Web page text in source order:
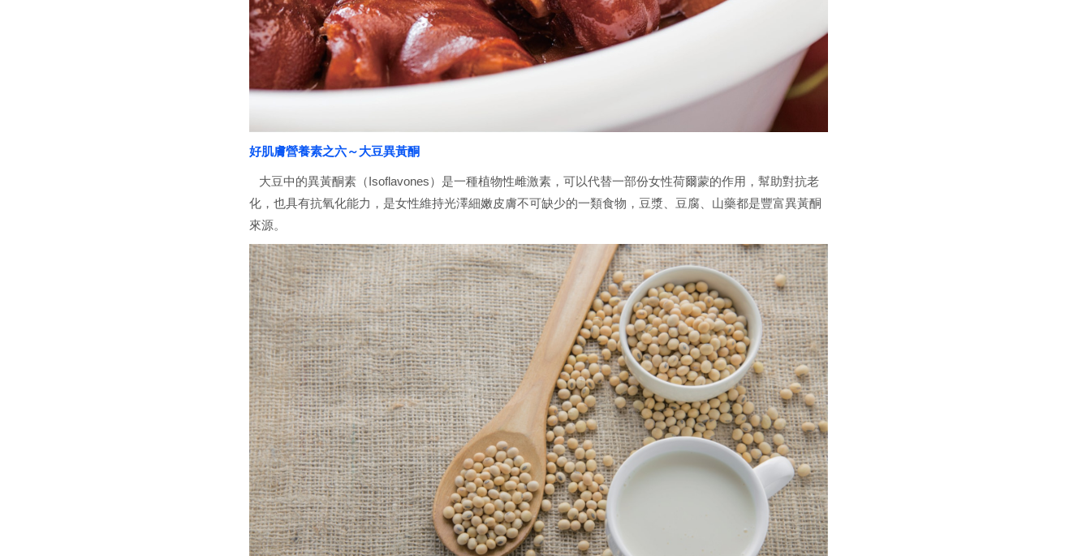
好肌膚營養素之六～大豆異黃酮
大豆中的異黃酮素（Isoflavones）是一種植物性雌激素，可以代替一部份女性荷爾蒙的作用，幫助對抗老
化，也具有抗氧化能力，是女性維持光澤細嫩皮膚不可缺少的一類食物，豆漿、豆腐、山藥都是豐富異黃酮
來源。